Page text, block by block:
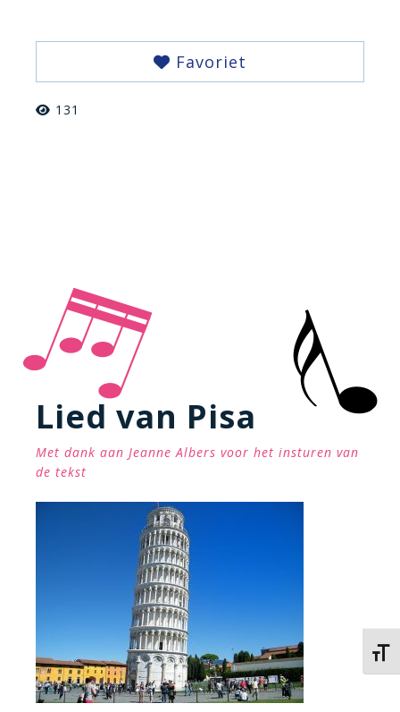
Favoriet
131
Lied van Pisa
Met dank aan Jeanne Albers voor het insturen van
de tekst